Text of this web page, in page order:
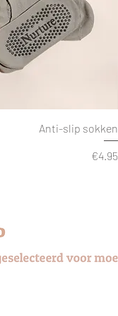
Anti-slip sokken
Price
€4.95